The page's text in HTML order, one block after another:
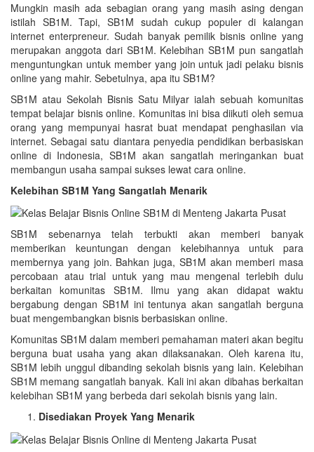
Mungkin masih ada sebagian orang yang masih asing dengan
istilah SB1M. Tapi, SB1M sudah cukup populer di kalangan
internet enterpreneur. Sudah banyak pemilik bisnis online yang
merupakan anggota dari SB1M. Kelebihan SB1M pun sangatlah
menguntungkan untuk member yang join untuk jadi pelaku bisnis
online yang mahir. Sebetulnya, apa itu SB1M?
SB1M atau Sekolah Bisnis Satu Milyar ialah sebuah komunitas
tempat belajar bisnis online. Komunitas ini bisa diikuti oleh semua
orang yang mempunyai hasrat buat mendapat penghasilan via
internet. Sebagai satu diantara penyedia pendidikan berbasiskan
online di Indonesia, SB1M akan sangatlah meringankan buat
membangun usaha sampai sukses lewat cara online.
Kelebihan SB1M Yang Sangatlah Menarik
SB1M sebenarnya telah terbukti akan memberi banyak
memberikan keuntungan dengan kelebihannya untuk para
membernya yang join. Bahkan juga, SB1M akan memberi masa
percobaan atau trial untuk yang mau mengenal terlebih dulu
berkaitan komunitas SB1M. Ilmu yang akan didapat waktu
bergabung dengan SB1M ini tentunya akan sangatlah berguna
buat mengembangkan bisnis berbasiskan online.
Komunitas SB1M dalam memberi pemahaman materi akan begitu
berguna buat usaha yang akan dilaksanakan. Oleh karena itu,
SB1M lebih unggul dibanding sekolah bisnis yang lain. Kelebihan
SB1M memang sangatlah banyak. Kali ini akan dibahas berkaitan
kelebihan SB1M yang berbeda dari sekolah bisnis yang lain.
Disediakan Proyek Yang Menarik